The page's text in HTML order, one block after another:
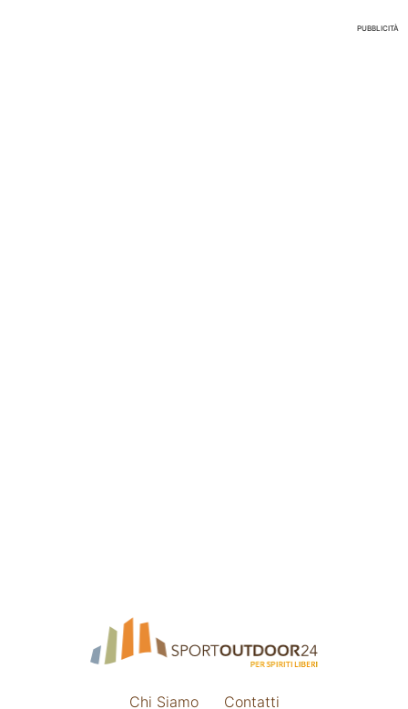
PUBBLICITÀ
Chi Siamo Contatti